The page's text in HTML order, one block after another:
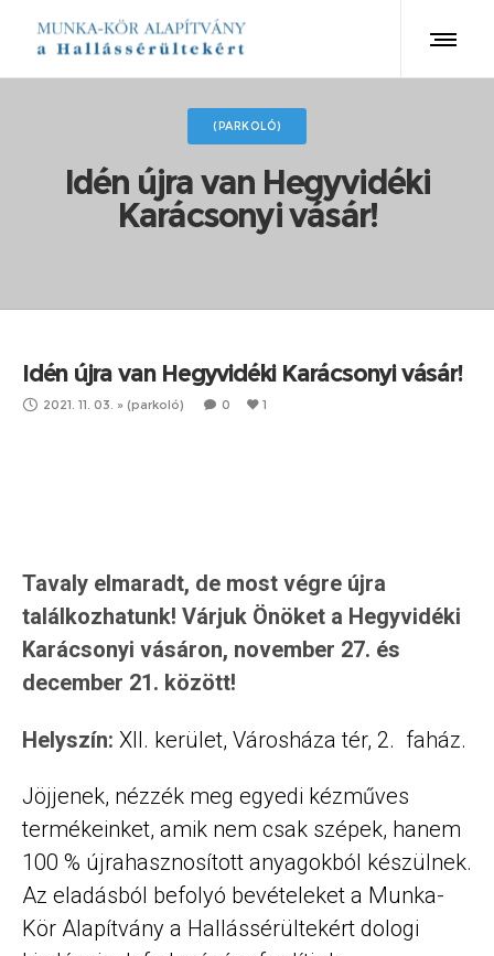
(PARKOLÓ)
Idén újra van Hegyvidéki
Karácsonyi vásár!
Idén újra van Hegyvidéki Karácsonyi vásár!
2021. 11. 03. » (parkoló) 0 1
Tavaly elmaradt, de most végre újra
találkozhatunk! Várjuk Önöket a Hegyvidéki
Karácsonyi vásáron, november 27. és
december 21. között!
Helyszín: XII. kerület, Városháza tér, 2. faház.
Jöjjenek, nézzék meg egyedi kézműves
termékeinket, amik nem csak szépek, hanem
100 % újrahasznosított anyagokból készülnek.
Az eladásból befolyó bevételeket a Munka-
Kör Alapítvány a Hallássérültekért dologi